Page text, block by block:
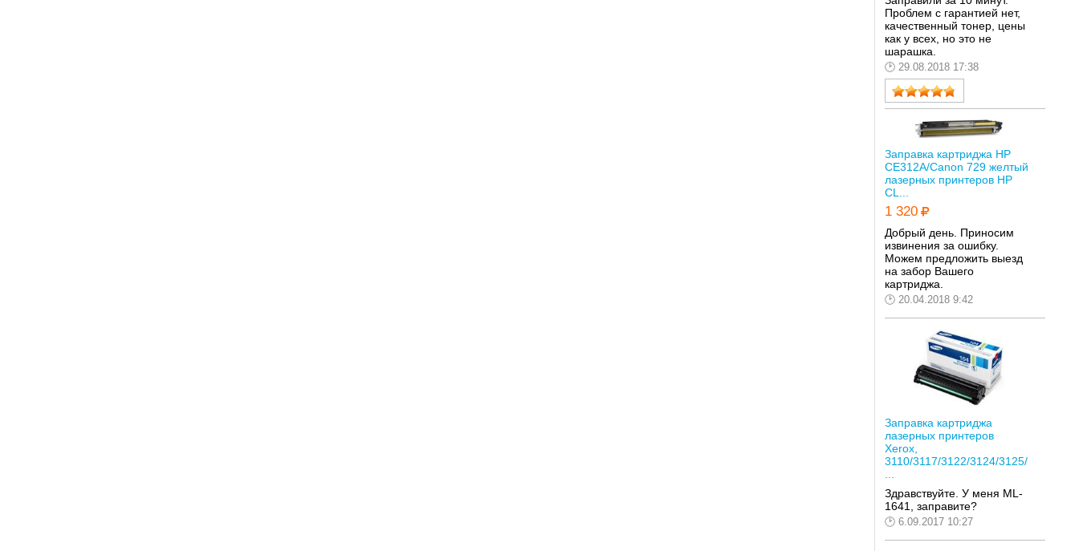
Проблем с гарантией нет,
качественный тонер, цены
как у всех, но это не
шарашка.
29.08.2018 17:38
Заправка картриджа HP
CE312A/Canon 729 желтый
лазерных принтеров HP
CL...
1 320
Добрый день. Приносим
извинения за ошибку.
Можем предложить выезд
на забор Вашего
картриджа.
20.04.2018 9:42
Заправка картриджа
лазерных принтеров
Xerox,
3110/3117/3122/3124/3125/
Здравствуйте. У меня ML-
1641, заправите?
6.09.2017 10:27